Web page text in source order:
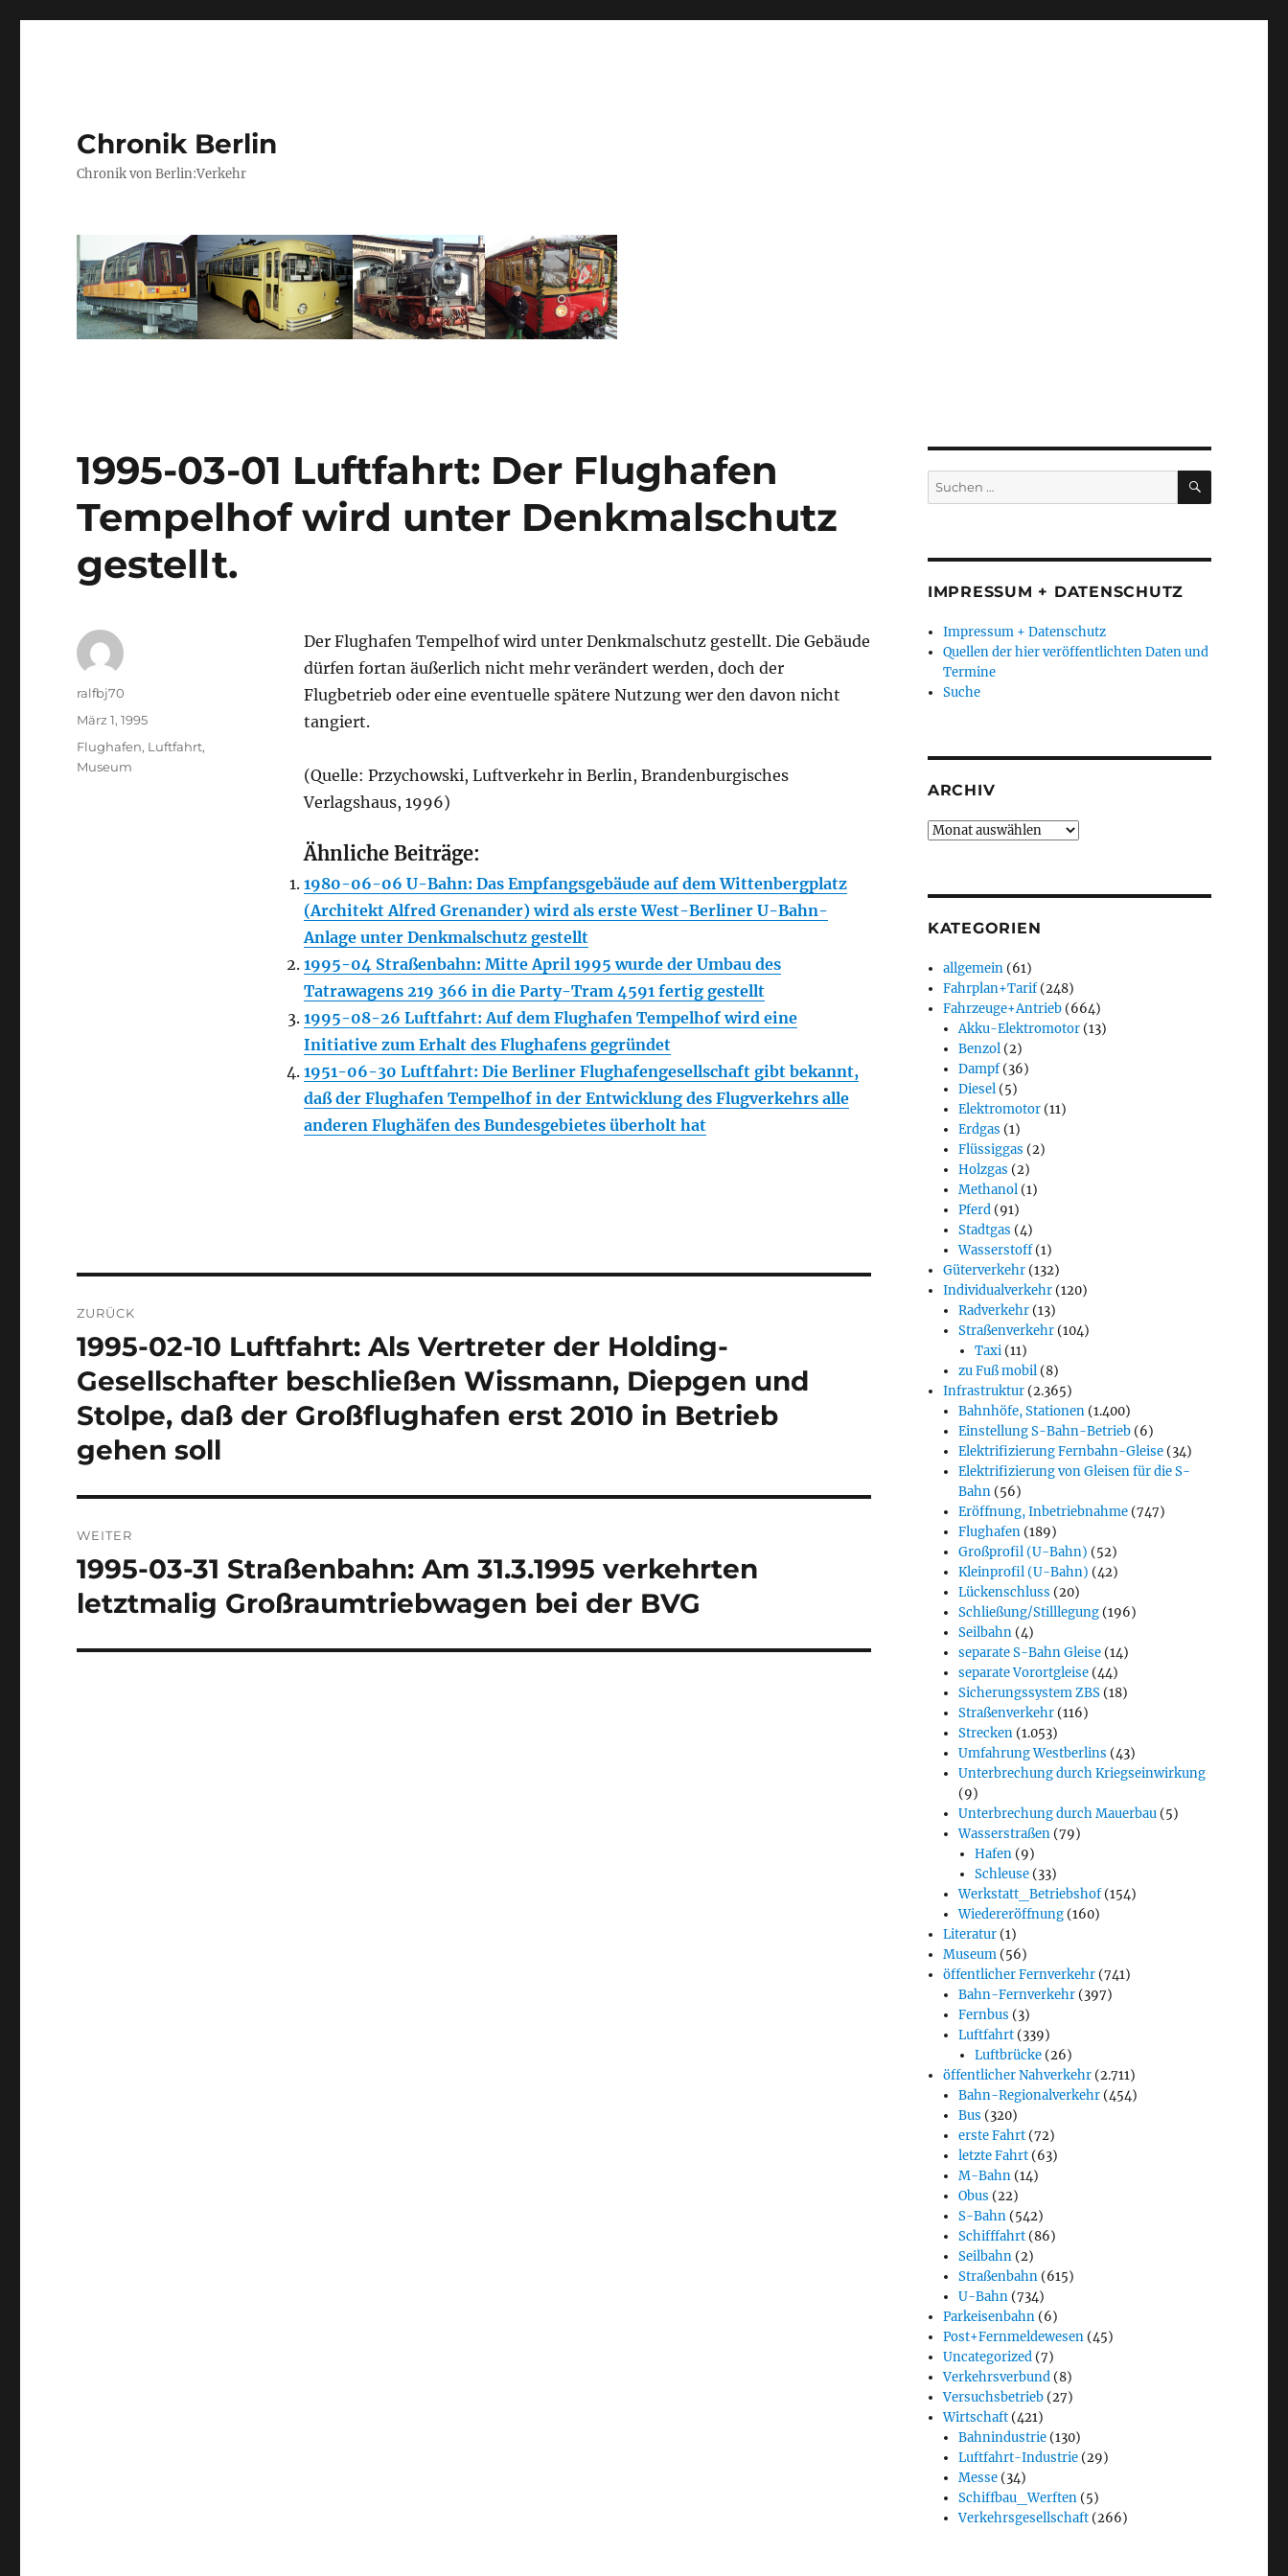
Chronik Berlin
Chronik von Berlin:Verkehr
1995-03-01 Luftfahrt: Der Flughafen
Tempelhof wird unter Denkmalschutz
gestellt.
Der Flughafen Tempelhof wird unter Denkmalschutz gestellt. Die Gebäude
dürfen fortan äußerlich nicht mehr verändert werden, doch der
Flugbetrieb oder eine eventuelle spätere Nutzung wer den davon nicht
tangiert.
(Quelle: Przychowski, Luftverkehr in Berlin, Brandenburgisches
Verlagshaus, 1996)
Ähnliche Beiträge:
1980-06-06 U-Bahn: Das Empfangsgebäude auf dem Wittenbergplatz
(Architekt Alfred Grenander) wird als erste West-Berliner U-Bahn-
Anlage unter Denkmalschutz gestellt
1995-04 Straßenbahn: Mitte April 1995 wurde der Umbau des
Tatrawagens 219 366 in die Party-Tram 4591 fertig gestellt
1995-08-26 Luftfahrt: Auf dem Flughafen Tempelhof wird eine
Initiative zum Erhalt des Flughafens gegründet
1951-06-30 Luftfahrt: Die Berliner Flughafengesellschaft gibt bekannt,
daß der Flughafen Tempelhof in der Entwicklung des Flugverkehrs alle
anderen Flughäfen des Bundesgebietes überholt hat
Autor
ralfbj70
Veröffentlicht
am
März 1, 1995
Kategorien
Flughafen, Luftfahrt,
Museum
ZURÜCK
Vorheriger
Beitrag:
1995-02-10 Luftfahrt: Als Vertreter der Holding-
Gesellschafter beschließen Wissmann, Diepgen und
Stolpe, daß der Großflughafen erst 2010 in Betrieb
gehen soll
WEITER
Nächster
Beitrag:
1995-03-31 Straßenbahn: Am 31.3.1995 verkehrten
letztmalig Großraumtriebwagen bei der BVG
Suchen
nach:
SUCHEN
IMPRESSUM + DATENSCHUTZ
Impressum + Datenschutz
Quellen der hier veröffentlichten Daten und
Termine
Suche
ARCHIV
Archiv
KATEGORIEN
allgemein (61)
Fahrplan+Tarif(248)
Fahrzeuge+Antrieb (664)
Akku-Elektromotor (13)
Benzol (2)
Dampf(36)
Diesel (5)
Elektromotor (11)
Erdgas (1)
Flüssiggas (2)
Holzgas (2)
Methanol (1)
Pferd (91)
Stadtgas (4)
Wasserstoff(1)
Güterverkehr (132)
Individualverkehr (120)
Radverkehr (13)
Straßenverkehr (104)
Taxi(11)
zu Fuß mobil (8)
Infrastruktur (2.365)
Bahnhöfe, Stationen (1.400)
Einstellung S-Bahn-Betrieb (6)
Elektrifizierung Fernbahn-Gleise (34)
Elektrifizierung von Gleisen für die S-
Bahn (56)
Eröffnung, Inbetriebnahme (747)
Flughafen (189)
Großprofil (U-Bahn) (52)
Kleinprofil (U-Bahn) (42)
Lückenschluss (20)
Schließung/Stilllegung (196)
Seilbahn (4)
separate S-Bahn Gleise (14)
separate Vorortgleise (44)
Sicherungssystem ZBS (18)
Straßenverkehr (116)
Strecken (1.053)
Umfahrung Westberlins (43)
Unterbrechung durch Kriegseinwirkung
(9)
Unterbrechung durch Mauerbau (5)
Wasserstraßen (79)
Hafen(9)
Schleuse(33)
Werkstatt_Betriebshof(154)
Wiedereröffnung (160)
Literatur (1)
Museum (56)
öffentlicher Fernverkehr (741)
Bahn-Fernverkehr (397)
Fernbus (3)
Luftfahrt (339)
Luftbrücke(26)
öffentlicher Nahverkehr (2.711)
Bahn-Regionalverkehr (454)
Bus (320)
erste Fahrt (72)
letzte Fahrt (63)
M-Bahn (14)
Obus (22)
S-Bahn (542)
Schifffahrt (86)
Seilbahn (2)
Straßenbahn (615)
U-Bahn (734)
Parkeisenbahn (6)
Post+Fernmeldewesen (45)
Uncategorized (7)
Verkehrsverbund (8)
Versuchsbetrieb (27)
Wirtschaft (421)
Bahnindustrie (130)
Luftfahrt-Industrie (29)
Messe (34)
Schiffbau_Werften (5)
Verkehrsgesellschaft (266)